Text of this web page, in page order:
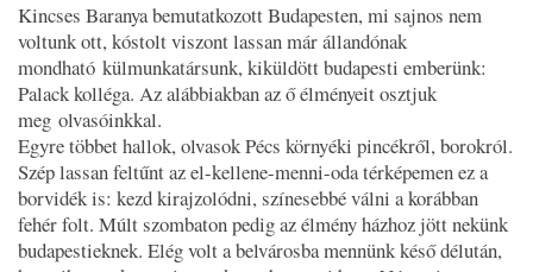
Kincses Baranya bemutatkozott Budapesten, mi sajnos nem
voltunk ott, kóstolt viszont lassan már állandónak
mondható külmunkatársunk, kiküldött budapesti emberünk:
Palack kolléga. Az alábbiakban az ő élményeit osztjuk
meg olvasóinkkal.
Egyre többet hallok, olvasok Pécs környéki pincékről, borokról.
Szép lassan feltűnt azel-kellene-menni-odatérképemen ez a
borvidék is: kezd kirajzolódni, színesebbé válni a korábban
fehér folt. Múlt szombaton pedig az élmény házhoz jött nekünk
budapestieknek. Elég volt a belvárosba mennünk késő délután,